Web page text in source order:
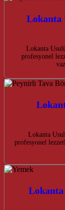
Lokanta
Lokanta
profesyonel
Lokanta
profesyonel
Lokanta